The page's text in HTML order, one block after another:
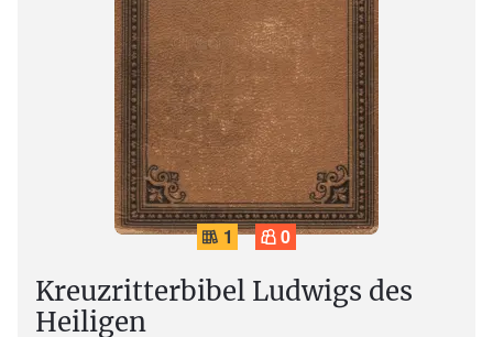
1 0
Kreuzritterbibel Ludwigs des
Heiligen